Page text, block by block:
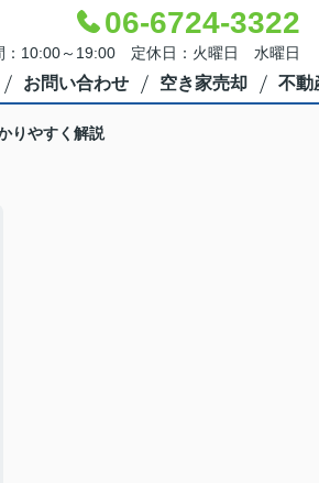
06-6724-3322
：10:00～19:00 定休日：火曜日 水曜日
お問い合わせ 空き家売却 不動
りやすく解説